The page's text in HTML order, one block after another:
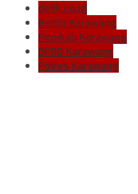
delik.co.id
Berita Karawang
Pemkab Karawang
DPRD Karawang
Polres Karawang